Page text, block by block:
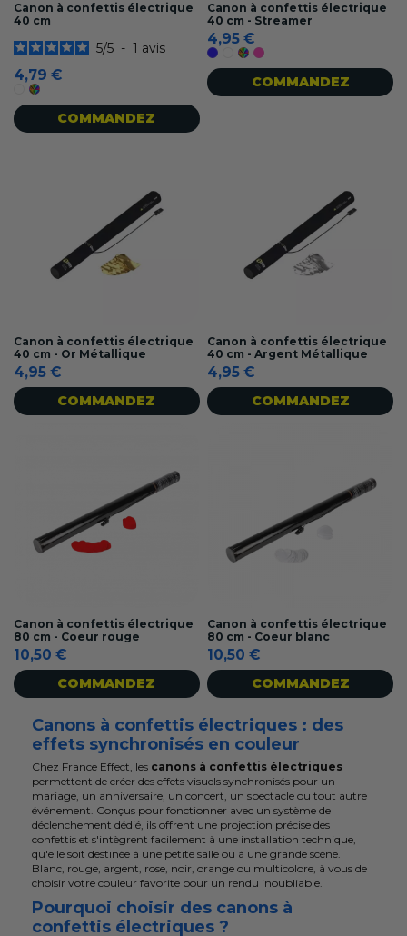
Canon à confettis électrique
40 cm
5/5 - 1 avis
4,79 €
BlancMulticolore
COMMANDEZ
Canon à confettis électrique
40 cm - Streamer
4,95 €
Bleu Blanc
Multicolore
Rose
COMMANDEZ
Canon à confettis électrique
40 cm - Or Métallique
4,95 €
COMMANDEZ
Canon à confettis électrique
40 cm - Argent Métallique
4,95 €
COMMANDEZ
Canon à confettis électrique
80 cm - Coeur rouge
10,50 €
COMMANDEZ
Canon à confettis électrique
80 cm - Coeur blanc
10,50 €
COMMANDEZ
Canons à confettis électriques : des
effets synchronisés en couleur
Chez France Effect, les canons à confettis électriques
permettent de créer des effets visuels synchronisés pour un
mariage, un anniversaire, un concert, un spectacle ou tout autre
événement. Conçus pour fonctionner avec un système de
déclenchement dédié, ils offrent une projection précise des
confettis et s'intègrent facilement à une installation technique,
qu'elle soit destinée à une petite salle ou à une grande scène.
Blanc, rouge, argent, rose, noir, orange ou multicolore, à vous de
choisir votre couleur favorite pour un rendu inoubliable.
Pourquoi choisir des canons à
confettis électriques ?